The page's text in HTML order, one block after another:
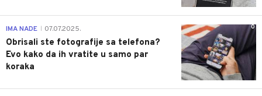
0
IMA NADE 07.07.2025.
Obrisali ste fotografije sa telefona?
Evo kako da ih vratite u samo par
koraka